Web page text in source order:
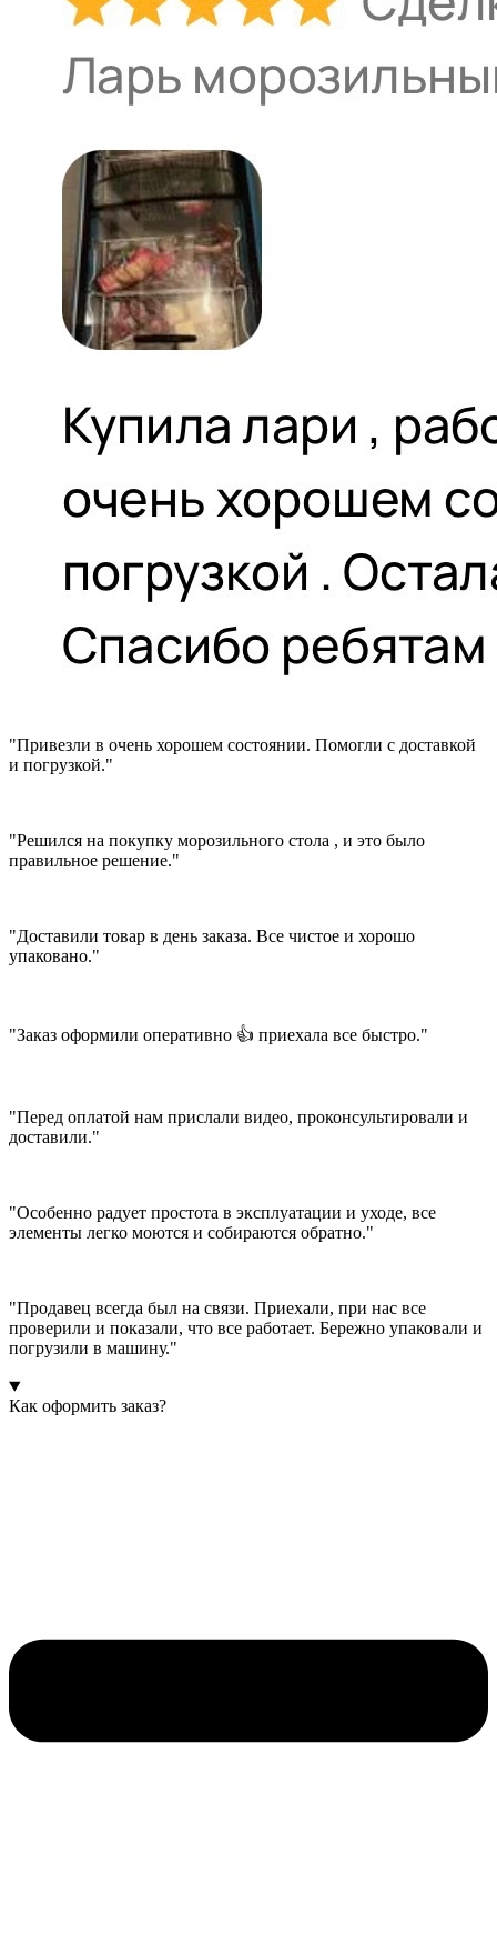
"Привезли в очень хорошем состоянии. Помогли с доставкой
и погрузкой."
"Решился на покупку морозильного стола , и это было
правильное решение."
"Доставили товар в день заказа. Все чистое и хорошо
упаковано."
"Заказ оформили оперативно 👍 приехала все быстро."
"Перед оплатой нам прислали видео, проконсультировали и
доставили."
"Особенно радует простота в эксплуатации и уходе, все
элементы легко моются и собираются обратно."
"Продавец всегда был на связи. Приехали, при нас все
проверили и показали, что все работает. Бережно упаковали и
погрузили в машину."
Как оформить заказ?